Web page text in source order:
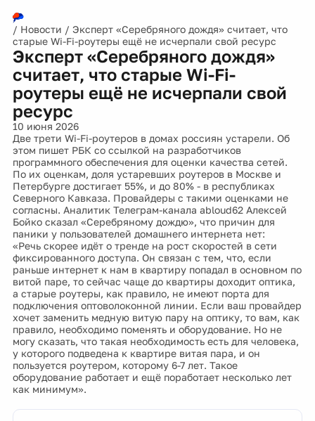
/ Новости / Эксперт «Серебряного дождя» считает, что
старые Wi-Fi-роутеры ещё не исчерпали свой ресурс
Эксперт «Серебряного дождя»
считает, что старые Wi-Fi-
роутеры ещё не исчерпали свой
ресурс
10 июня 2026
Две трети Wi-Fi-роутеров в домах россиян устарели. Об
этом пишет РБК со ссылкой на разработчиков
программного обеспечения для оценки качества сетей.
По их оценкам, доля устаревших роутеров в Москве и
Петербурге достигает 55%, и до 80% - в республиках
Северного Кавказа. Провайдеры с такими оценками не
согласны. Аналитик Телеграм-канала abloud62 Алексей
Бойко сказал «Серебряному дождю», что причин для
паники у пользователей домашнего интернета нет:
«Речь скорее идёт о тренде на рост скоростей в сети
фиксированного доступа. Он связан с тем, что, если
раньше интернет к нам в квартиру попадал в основном по
витой паре, то сейчас чаще до квартиры доходит оптика,
а старые роутеры, как правило, не имеют порта для
подключения оптоволоконной линии. Если ваш провайдер
хочет заменить медную витую пару на оптику, то вам, как
правило, необходимо поменять и оборудование. Но не
могу сказать, что такая необходимость есть для человека,
у которого подведена к квартире витая пара, и он
пользуется роутером, которому 6-7 лет. Такое
оборудование работает и ещё поработает несколько лет
как минимум».